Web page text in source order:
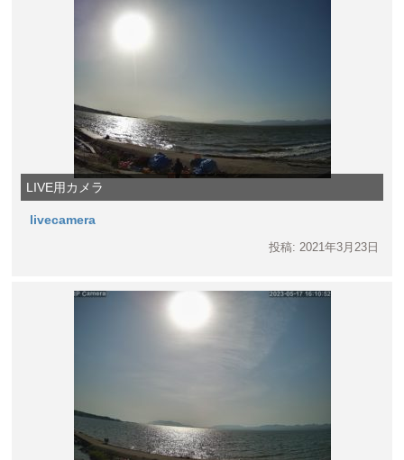
LIVE用カメラ
livecamera
投稿: 2021年3月23日